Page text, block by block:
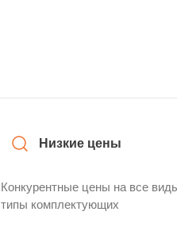
Низкие цены
Конкурентные цены на все
типы комплектующих